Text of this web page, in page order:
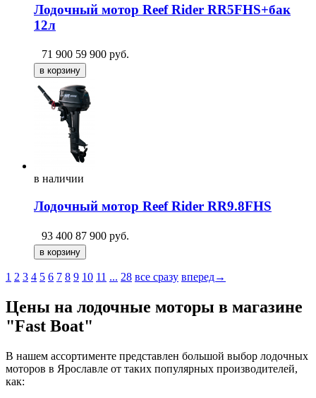
Лодочный мотор Reef Rider RR5FHS+бак
12л
71 900 59 900 руб.
в наличии
Лодочный мотор Reef Rider RR9.8FHS
93 400 87 900 руб.
1 2 3 4 5 6 7 8 9 10 11 ... 28 все сразу вперед→
Цены на лодочные моторы в магазине
"Fast Boat"
В нашем ассортименте представлен большой выбор лодочных
моторов в Ярославле от таких популярных производителей,
как: